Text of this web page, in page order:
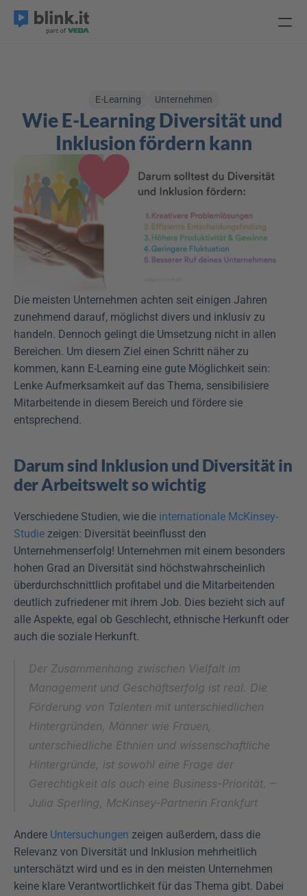
E-Learning Unternehmen
Wie E-Learning Diversität und
Inklusion fördern kann
Die meisten Unternehmen achten seit einigen Jahren
zunehmend darauf, möglichst divers und inklusiv zu
handeln. Dennoch gelingt die Umsetzung nicht in allen
Bereichen. Um diesem Ziel einen Schritt näher zu
kommen, kann E-Learning eine gute Möglichkeit sein:
Lenke Aufmerksamkeit auf das Thema, sensibilisiere
Mitarbeitende in diesem Bereich und fördere sie
entsprechend.
Darum sind Inklusion und Diversität in
der Arbeitswelt so wichtig
Verschiedene Studien, wie die internationale McKinsey-
Studie zeigen: Diversität beeinflusst den
Unternehmenserfolg! Unternehmen mit einem besonders
hohen Grad an Diversität sind höchstwahrscheinlich
überdurchschnittlich profitabel und die Mitarbeitenden
deutlich zufriedener mit ihrem Job. Dies bezieht sich auf
alle Aspekte, egal ob Geschlecht, ethnische Herkunft oder
auch die soziale Herkunft.
Der Zusammenhang zwischen Vielfalt im
Management und Geschäftserfolg ist real. Die
Förderung von Talenten mit unterschiedlichen
Hintergründen, Männer wie Frauen,
unterschiedliche Ethnien und wissenschaftliche
Hintergründe, ist sowohl eine Frage der
Gerechtigkeit als auch eine Business-Priorität. –
Julia Sperling, McKinsey-Partnerin Frankfurt
Andere Untersuchungen zeigen außerdem, dass die
Relevanz von Diversität und Inklusion mehrheitlich
unterschätzt wird und es in den meisten Unternehmen
keine klare Verantwortlichkeit für das Thema gibt. Dabei